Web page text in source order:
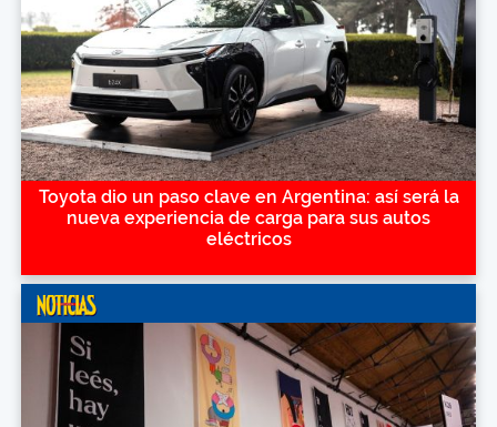
Toyota dio un paso clave en Argentina: así será la
nueva experiencia de carga para sus autos
eléctricos